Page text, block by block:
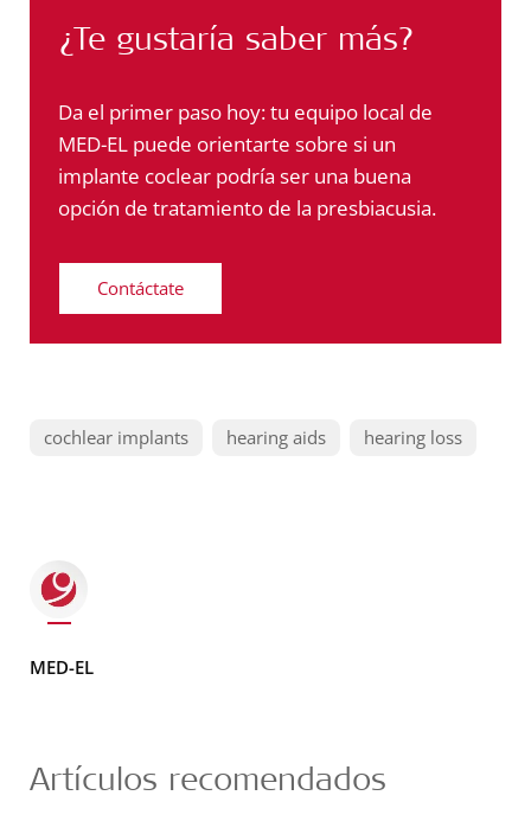
¿Te gustaría saber más?
Da el primer paso hoy: tu equipo local de
MED-EL puede orientarte sobre si un
implante coclear podría ser una buena
opción de tratamiento de la presbiacusia.
Contáctate
cochlear implants hearing aids hearing loss
MED-EL
Artículos recomendados